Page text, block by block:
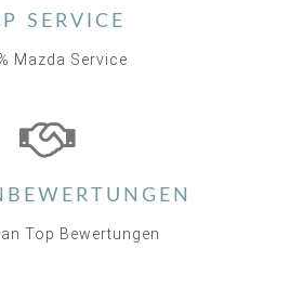
SERVICE
Mazda Service
Top Bewertungen